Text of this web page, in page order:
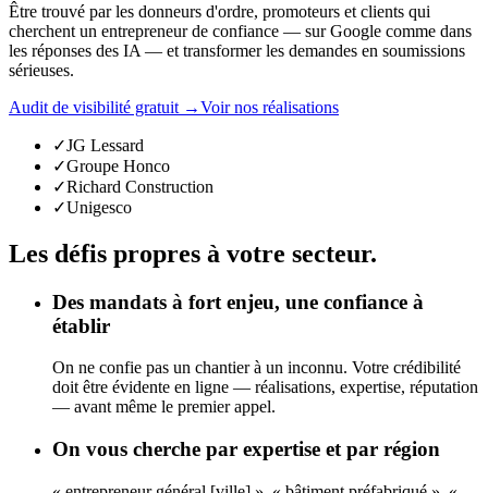
Être trouvé par les donneurs d'ordre, promoteurs et clients qui
cherchent un entrepreneur de confiance — sur Google comme dans
les réponses des IA — et transformer les demandes en soumissions
sérieuses.
Audit de visibilité gratuit →Voir nos réalisations
✓JG Lessard
✓Groupe Honco
✓Richard Construction
✓Unigesco
Les défis propres à votre secteur.
Des mandats à fort enjeu, une confiance à
établir
On ne confie pas un chantier à un inconnu. Votre crédibilité
doit être évidente en ligne — réalisations, expertise, réputation
— avant même le premier appel.
On vous cherche par expertise et par région